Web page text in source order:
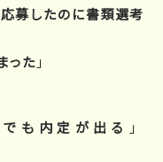
募したのに書類選考
った 」
も内定が出る 」